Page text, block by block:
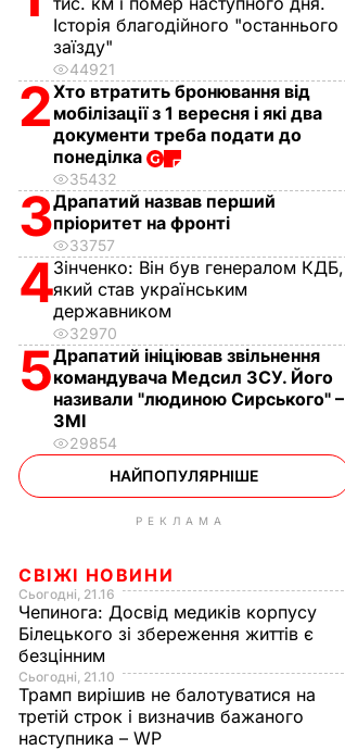
Історія благодійного "останнього
заїзду"
44921
2Хто втратить бронювання від
мобілізації з 1 вересня і які два
документи треба подати до
понеділка
35432
3Драпатий назвав перший
пріоритет на фронті
33757
4Зінченко: Він був генералом КДБ,
який став українським
державником
32970
5Драпатий ініціював звільнення
командувача Медсил ЗСУ. Його
називали "людиною Сирського" –
ЗМІ
29854
НАЙПОПУЛЯРНІШЕ
РЕКЛАМА
СВІЖІ НОВИНИ
Сьогодні, 21.16
Чепинога: Досвід медиків корпусу
Білецького зі збереження життів є
безцінним
Сьогодні, 21.10
Трамп вирішив не балотуватися на
третій строк і визначив бажаного
наступника – WP